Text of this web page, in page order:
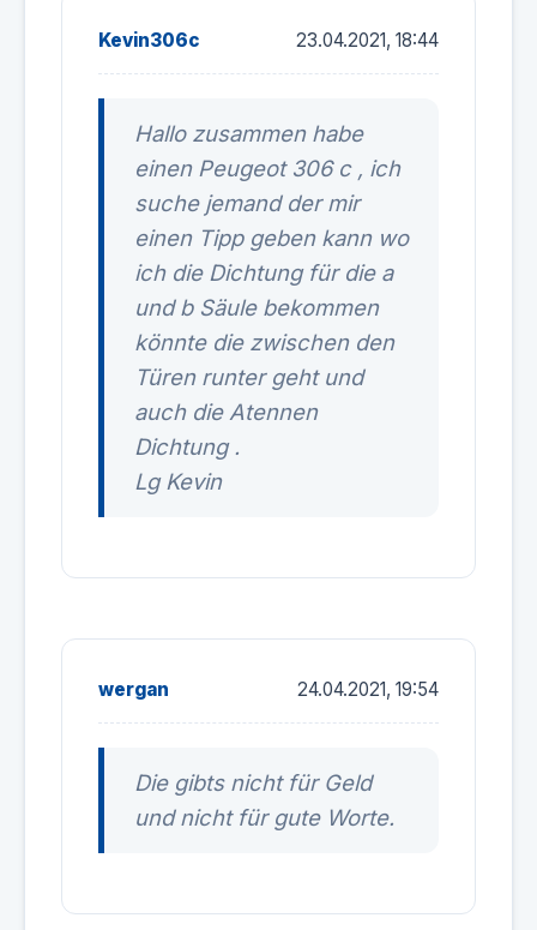
Kevin306c 23.04.2021, 18:44
Hallo zusammen habe
einen Peugeot 306 c , ich
suche jemand der mir
einen Tipp geben kann wo
ich die Dichtung für die a
und b Säule bekommen
könnte die zwischen den
Türen runter geht und
auch die Atennen
Dichtung .
Lg Kevin
wergan 24.04.2021, 19:54
Die gibts nicht für Geld
und nicht für gute Worte.